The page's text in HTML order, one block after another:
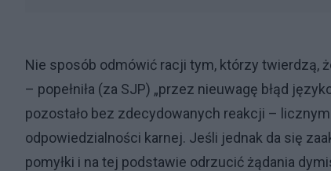
Nie sposób odmówić racji tym, którzy twierdzą,
– popełniła (za SJP) „przez nieuwagę błąd
pozostało bez zdecydowanych reakcji –
odpowiedzialności karnej. Jeśli jednak da się
pomyłki i na tej podstawie odrzucić żądania